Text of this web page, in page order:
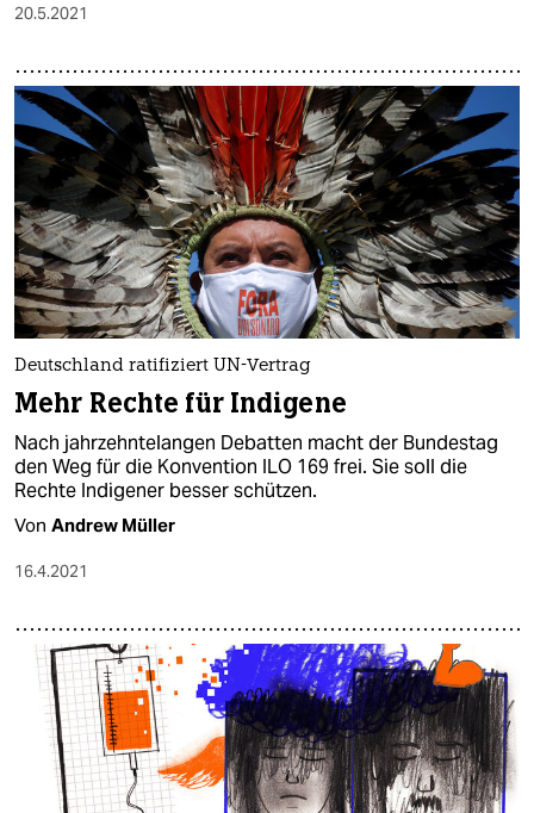
20.5.2021
Deutschland ratifiziert UN-Vertrag
Mehr Rechte für Indigene
Nach jahrzehntelangen Debatten macht der Bundestag
den Weg für die Konvention ILO 169 frei. Sie soll die
Rechte Indigener besser schützen.
Von Andrew Müller
16.4.2021